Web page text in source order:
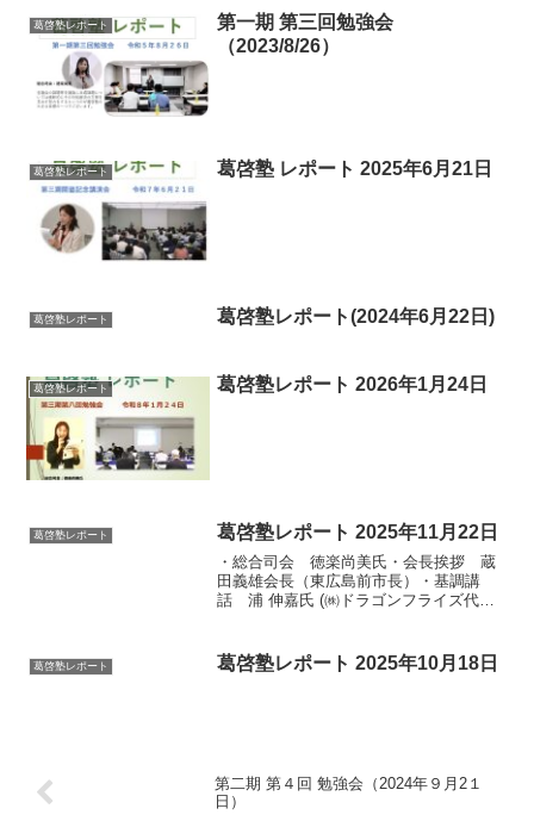
葛啓塾レポート
第一期 第三回勉強会
（2023/8/26）
葛啓塾レポート 葛啓塾 レポート 2025年6月21日
葛啓塾レポート 葛啓塾レポート(2024年6月22日)
葛啓塾レポート 葛啓塾レポート 2026年1月24日
葛啓塾レポート 葛啓塾レポート 2025年11月22日
・総合司会 徳楽尚美氏・会長挨拶 蔵
田義雄会長（東広島前市長）・基調講
話 浦 伸嘉氏 (㈱ドラゴンフライズ代表
岡崎源太郎氏・広島市議会議員 亀井一
夫氏・坂町議会員 折...
葛啓塾レポート 葛啓塾レポート 2025年10月18日
第二期 第４回 勉強会（2024年９月2１
日）